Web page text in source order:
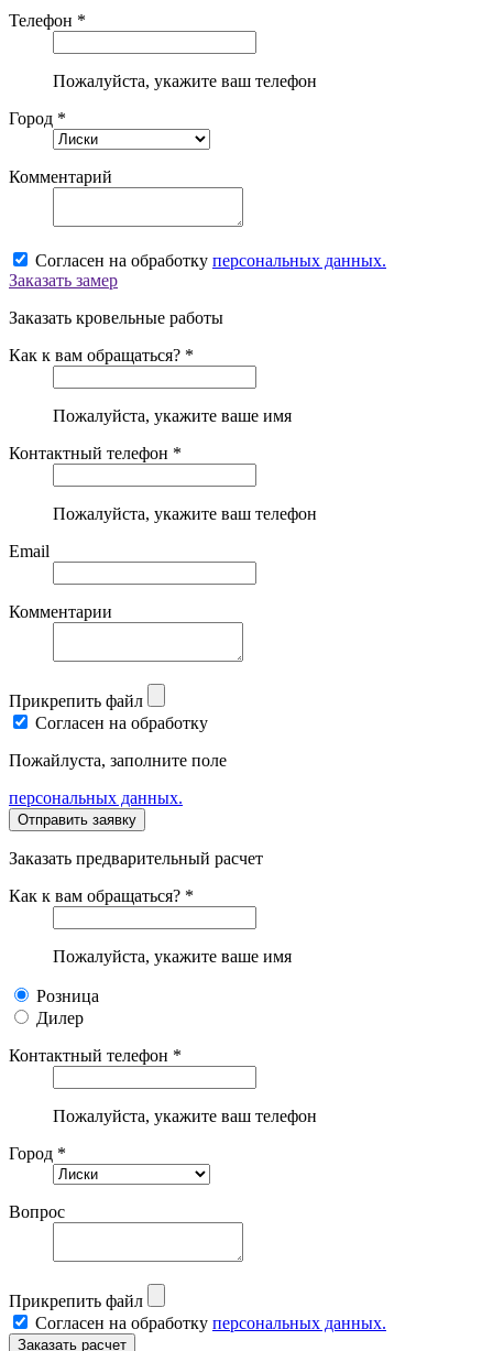
Телефон *
Пожалуйста, укажите ваш телефон
Город *
Комментарий
Согласен на обработку персональных данных.
Заказать замер
Заказать кровельные работы
Как к вам обращаться? *
Пожалуйста, укажите ваше имя
Контактный телефон *
Пожалуйста, укажите ваш телефон
Email
Комментарии
Прикрепить файл
Согласен на обработку
Пожайлуста, заполните поле
персональных данных.
Заказать предварительный расчет
Как к вам обращаться? *
Пожалуйста, укажите ваше имя
Розница
Дилер
Контактный телефон *
Пожалуйста, укажите ваш телефон
Город *
Вопрос
Прикрепить файл
Согласен на обработку персональных данных.